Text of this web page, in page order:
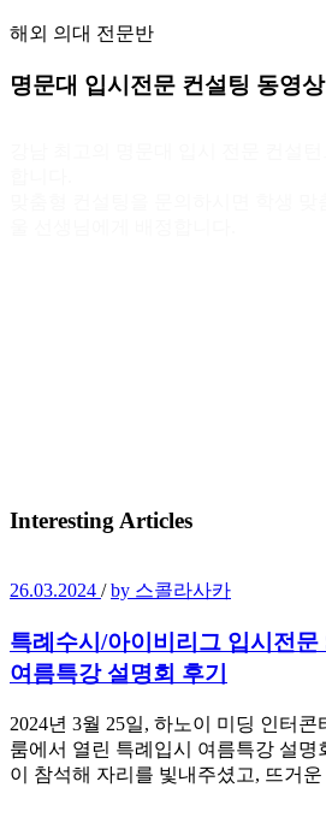
해외 의대 전문반
명문대 입시전문 컨설팅 동영상
Interesting Articles
26.03.2024 / by 스콜라사카
특례수시/아이비리그 입시전
여름특강 설명회 후기
2024년 3월 25일, 하노이 미딩 인터콘
룸에서 열린 특례입시 여름특강 설명
이 참석해 자리를 빛내주셨고, 뜨거